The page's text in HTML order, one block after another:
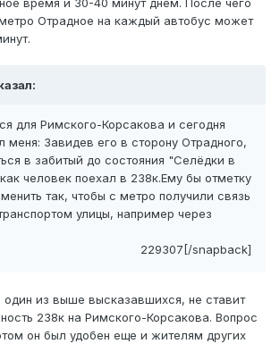
время и 30-40 минут днем. После чего
Отрадное на каждый автобус может
для Римского-Корсакова и сегодня
меня: Завидев его в сторону Отрадного,
в забитый до состояния "Селёдки в
человек поехал в 238к.Ему бы отметку
так, чтобы с метро получили связь
улицы, например через
229307[/snapback]
из выше высказавшихся, не ставит
238к на Римского-Корсакова. Вопрос
он был удобен еще и жителям других